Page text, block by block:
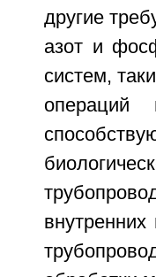
другие
азот и
систем,